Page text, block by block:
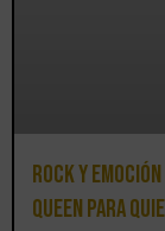
Rock y
Queen para